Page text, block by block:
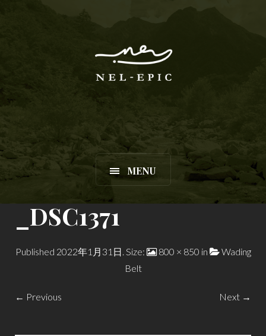
MENU
_DSC1371
Published 2022年1月31日. Size: 800 × 850 in
Wading
Belt
← Previous Next →